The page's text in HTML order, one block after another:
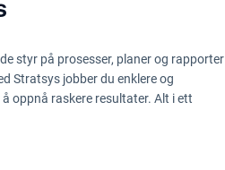
styr på prosesser, planer og rapporter
Stratsys jobber du enklere og
oppnå raskere resultater. Alt i ett